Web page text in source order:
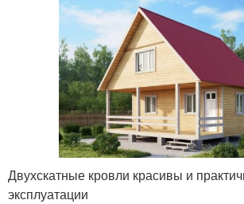
Двухскатные кровли красивы и
эксплуатации